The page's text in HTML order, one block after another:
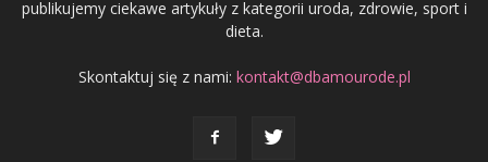
publikujemy ciekawe artykuły z kategorii uroda, zdrowie, sport i
dieta.
Skontaktuj się z nami: kontakt@dbamourode.pl